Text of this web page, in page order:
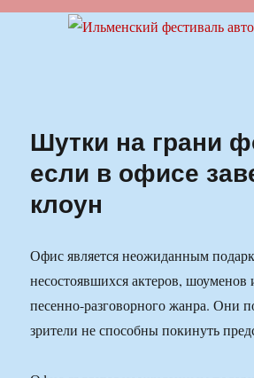
Ильменский
Шутки на грани
если в офисе
клоун
Офис является неожиданным
несостоявшихся актеров, шоуменов
песенно-разговорного жанра. Они
зрители не способны покинуть